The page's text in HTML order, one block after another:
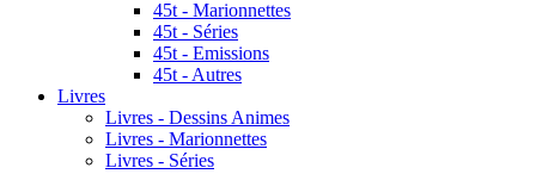
45t - Marionnettes
45t - Séries
45t - Emissions
45t - Autres
Livres
Livres - Dessins Animes
Livres - Marionnettes
Livres - Séries